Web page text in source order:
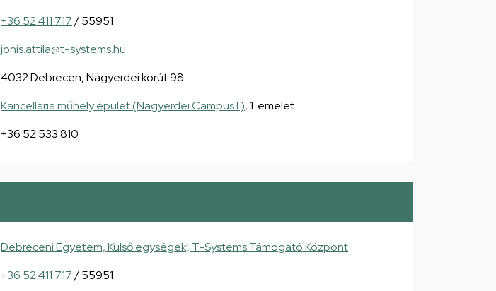
+36 52 411 717/ 55951
jonis.attila@t-systems.hu
4032 Debrecen, Nagyerdei körút 98.
Kancellária műhely épület (Nagyerdei Campus I.), 1. emelet
+36 52 533 810
Debreceni Egyetem, Külső egységek, T-Systems Támogató Központ
+36 52 411 717/ 55951